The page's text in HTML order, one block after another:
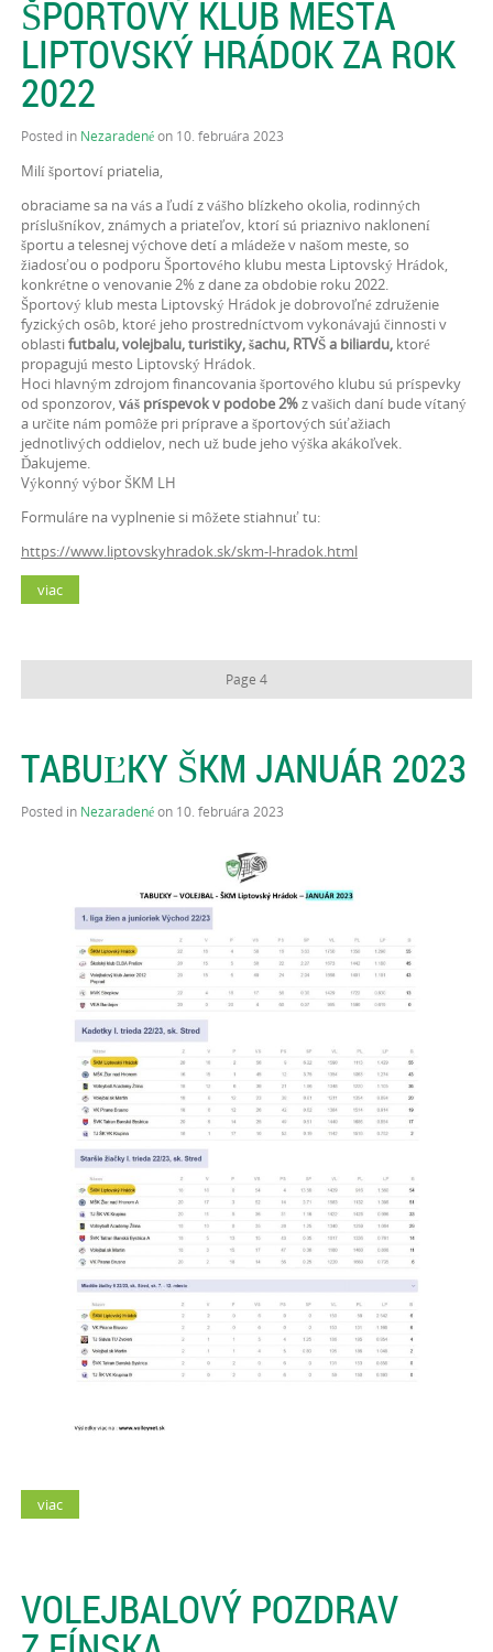
ŠPORTOVÝ KLUB MESTA
LIPTOVSKÝ HRÁDOK ZA ROK
2022
Posted in Nezaradenéon 10. februára 2023
Milí športoví priatelia,
obraciame sa na vás a ľudí z vášho blízkeho okolia, rodinných
príslušníkov, známych a priateľov, ktorí sú priaznivo naklonení
športu a telesnej výchove detí a mládeže v našom meste, so
žiadosťou o podporu Športového klubu mesta Liptovský Hrádok,
konkrétne o venovanie 2% z dane za obdobie roku 2022.
Športový klub mesta Liptovský Hrádok je dobrovoľné združenie
fyzických osôb, ktoré jeho prostredníctvom vykonávajú činnosti v
oblastifutbalu, volejbalu, turistiky, šachu, RTVŠ a biliardu,ktoré
propagujú mesto Liptovský Hrádok.
Hoci hlavným zdrojom financovania športového klubu sú príspevky
od sponzorov,váš príspevok v podobe 2%z vašich daní bude vítaný
a určite nám pomôže pri príprave a športových súťažiach
jednotlivých oddielov, nech už bude jeho výška akákoľvek.
Ďakujeme.
Výkonný výbor ŠKM LH
Formuláre na vyplnenie si môžete stiahnuť tu:
https://www.liptovskyhradok.sk/skm-l-hradok.html
viac
Page 4
TABUĽKY ŠKM JANUÁR 2023
Posted in Nezaradenéon 10. februára 2023
viac
VOLEJBALOVÝ POZDRAV